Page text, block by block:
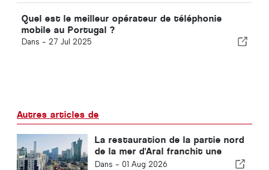
Quel est le meilleur opérateur de téléphonie
mobile au Portugal ?
Dans - 27 Jul 2025
Autres articles de
La restauration de la partie nord
de la mer d'Aral franchit une
étape décisive
Dans - 01 Aug 2026